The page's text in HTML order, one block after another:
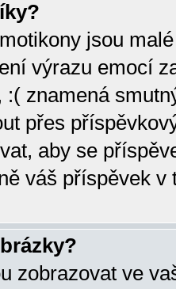
jsou
výrazu emocí
:( znamená
přes
aby se
váš příspěvek v
zobrazovat ve